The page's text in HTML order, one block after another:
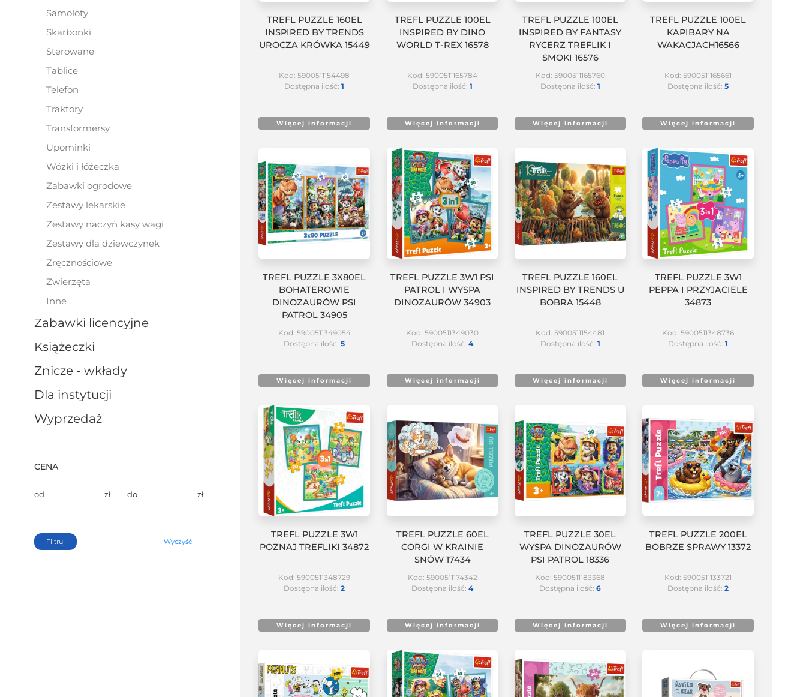
samoloty
skarbonki
sterowane
tablice
telefon
traktory
transformersy
upominki
wózki i łóżeczka
zabawki ogrodowe
zestawy lekarskie
zestawy naczyń kasy wagi
zestawy dla dziewczynek
zręcznościowe
zwierzęta
inne
zabawki licencyjne
książeczki
znicze - wkłady
dla instytucji
wyprzedaż
CENA
od zł do zł
Filtruj Wyczyść
TREFL PUZZLE 160EL
INSPIRED BY TRENDS
UROCZA KRÓWKA 15449
Kod: 5900511154498
Dostępna ilość:1
Więcej informacji
TREFL PUZZLE 100EL
INSPIRED BY DINO
WORLD T-REX 16578
Kod: 5900511165784
Dostępna ilość: 1
Więcej informacji
TREFL PUZZLE 100EL
INSPIRED BY FANTASY
RYCERZ TREFLIK I
SMOKI 16576
Kod: 5900511165760
Dostępna ilość: 1
Więcej informacji
TREFL PUZZLE 100EL
KAPIBARY NA
WAKACJACH16566
Kod: 5900511165661
Dostępna ilość:5
Więcej informacji
TREFL PUZZLE 3X80EL
BOHATEROWIE
DINOZAURÓW PSI
PATROL 34905
Kod: 5900511349054
Dostępna ilość:5
Więcej informacji
TREFL PUZZLE 3W1 PSI
PATROL I WYSPA
DINOZAURÓW 34903
Kod: 5900511349030
Dostępna ilość:4
Więcej informacji
TREFL PUZZLE 160EL
INSPIRED BY TRENDS U
BOBRA 15448
Kod: 5900511154481
Dostępna ilość: 1
Więcej informacji
TREFL PUZZLE 3W1
PEPPA I PRZYJACIELE
34873
Kod: 5900511348736
Dostępna ilość:1
Więcej informacji
TREFL PUZZLE 3W1
POZNAJ TREFLIKI 34872
Kod: 5900511348729
Dostępna ilość:2
Więcej informacji
TREFL PUZZLE 60EL
CORGI W KRAINIE
SNÓW 17434
Kod: 5900511174342
Dostępna ilość:4
Więcej informacji
TREFL PUZZLE 30EL
WYSPA DINOZAURÓW
PSI PATROL 18336
Kod: 5900511183368
Dostępna ilość:6
Więcej informacji
TREFL PUZZLE 200EL
BOBRZE SPRAWY 13372
Kod: 5900511133721
Dostępna ilość:2
Więcej informacji